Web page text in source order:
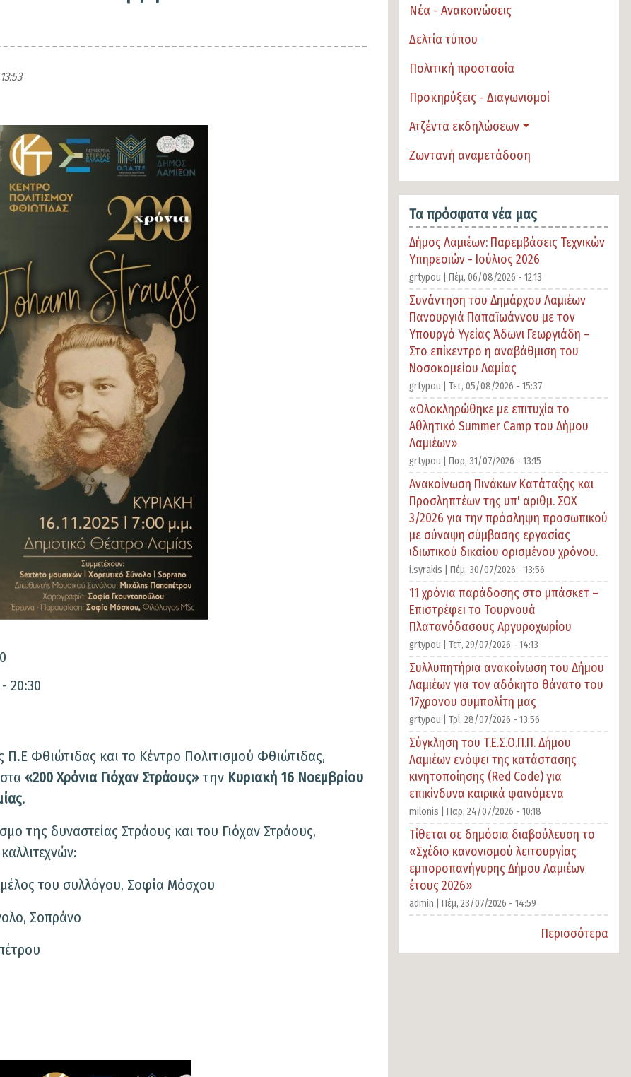
20:30
Φθιώτιδας και το Κέντρο Πολιτισμού Φθιώτιδας,
«200 Χρόνια Γιόχαν Στράους»την Κυριακή 16 Νοεμβρίου
.
της δυναστείας Στράους και του Γιόχαν Στράους,
του συλλόγου, Σοφία Μόσχου
Σοπράνο
Νέα - Ανακοινώσεις
Δελτία τύπου
Πολιτική προστασία
Προκηρύξεις - Διαγωνισμοί
Ατζέντα εκδηλώσεων
Ζωντανή αναμετάδοση
Τα πρόσφατα νέα μας
Δήμος Λαμιέων: Παρεμβάσεις Τεχνικών
Υπηρεσιών - Ιούλιος 2026
grtypou | Πέμ, 06/08/2026 - 12:13
Συνάντηση του Δημάρχου Λαμιέων
Πανουργιά Παπαϊωάννου με τον
Υπουργό Υγείας Άδωνι Γεωργιάδη –
Στο επίκεντρο η αναβάθμιση του
Νοσοκομείου Λαμίας
grtypou | Τετ, 05/08/2026 - 15:37
«Ολοκληρώθηκε με επιτυχία το
Αθλητικό Summer Camp του Δήμου
Λαμιέων»
grtypou | Παρ, 31/07/2026 - 13:15
Ανακοίνωση Πινάκων Κατάταξης και
Προσληπτέων της υπ' αριθμ. ΣΟΧ
3/2026 για την πρόσληψη προσωπικού
με σύναψη σύμβασης εργασίας
ιδιωτικού δικαίου ορισμένου χρόνου.
i.syrakis | Πέμ, 30/07/2026 - 13:56
11 χρόνια παράδοσης στο μπάσκετ –
Επιστρέφει το Τουρνουά
Πλατανόδασους Αργυροχωρίου
grtypou | Τετ, 29/07/2026 - 14:13
Συλλυπητήρια ανακοίνωση του Δήμου
Λαμιέων για τον αδόκητο θάνατο του
17χρονου συμπολίτη μας
grtypou | Τρί, 28/07/2026 - 13:56
Σύγκληση του T.E.Σ.Ο.Π.Π. Δήμου
Λαμιέων ενόψει της κατάστασης
κινητοποίησης (Red Code) για
επικίνδυνα καιρικά φαινόμενα
milonis | Παρ, 24/07/2026 - 10:18
Τίθεται σε δημόσια διαβούλευση το
«Σχέδιο κανονισμού λειτουργίας
εμποροπανήγυρης Δήμου Λαμιέων
έτους 2026»
admin | Πέμ, 23/07/2026 - 14:59
Περισσότερα